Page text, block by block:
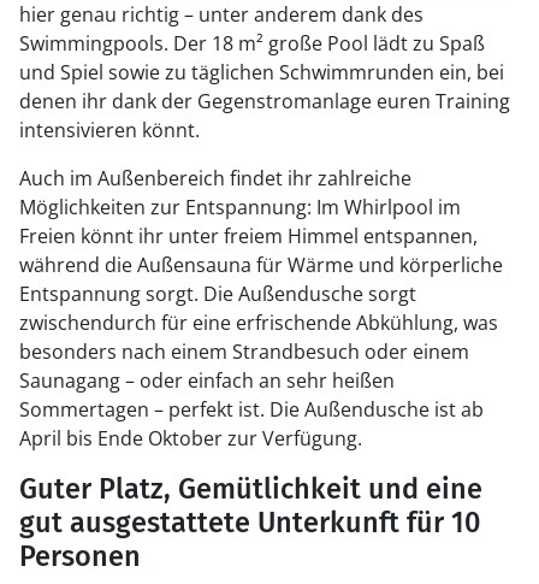
hier genau richtig – unter anderem dank des
Swimmingpools. Der 18 m² große Pool lädt zu Spaß
und Spiel sowie zu täglichen Schwimmrunden ein, bei
denen ihr dank der Gegenstromanlage euren Training
intensivieren könnt.
Auch im Außenbereich findet ihr zahlreiche
Möglichkeiten zur Entspannung: Im Whirlpool im
Freien könnt ihr unter freiem Himmel entspannen,
während die Außensauna für Wärme und körperliche
Entspannung sorgt. Die Außendusche sorgt
zwischendurch für eine erfrischende Abkühlung, was
besonders nach einem Strandbesuch oder einem
Saunagang – oder einfach an sehr heißen
Sommertagen – perfekt ist. Die Außendusche ist ab
April bis Ende Oktober zur Verfügung.
Guter Platz, Gemütlichkeit und eine
gut ausgestattete Unterkunft für 10
Personen